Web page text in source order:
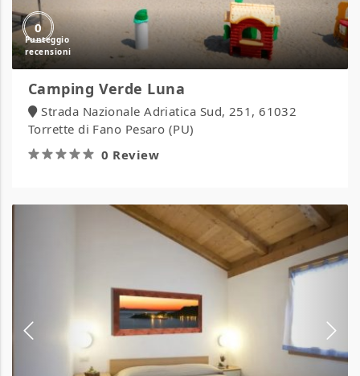
0
Camping Verde Luna
Strada Nazionale Adriatica Sud, 251, 61032
Torrette di Fano Pesaro (PU)
0 Review
Camping